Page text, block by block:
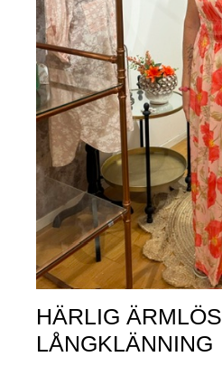
HÄRLIG ÄRMLÖS
LÅNGKLÄNNING